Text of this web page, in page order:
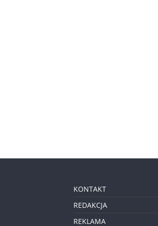
KONTAKT
REDAKCJA
REKLAMA